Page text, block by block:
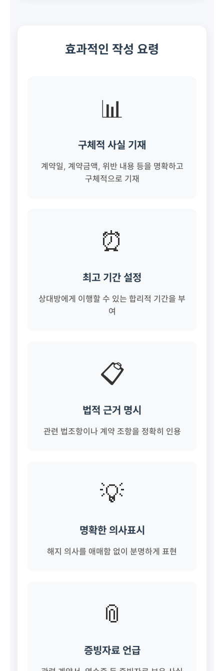
효과적인 작성 요령
📊
구체적 사실 기재
계약일, 계약금액, 위반 내용 등을 명확하고
구체적으로 기재
⏰
최고 기간 설정
상대방에게 이행할 수 있는 합리적 기간을 부
여
📋
법적 근거 명시
관련 법조항이나 계약 조항을 정확히 인용
💡
명확한 의사표시
해지 의사를 애매함 없이 분명하게 표현
📎
증빙자료 언급